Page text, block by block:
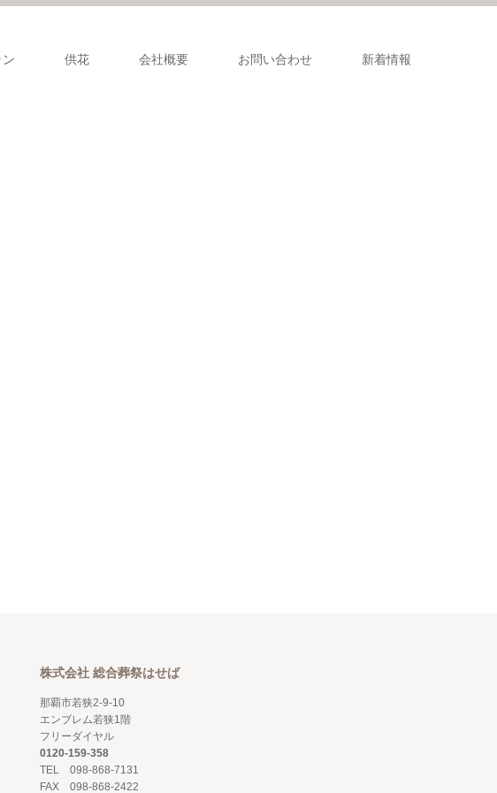
供花 会社概要 お問い合わせ 新着情報
株式会社 総合葬祭はせば
那覇市若狭2-9-10
エンブレム若狭1階
フリーダイヤル
0120-159-358
TEL 098-868-7131
FAX 098-868-2422